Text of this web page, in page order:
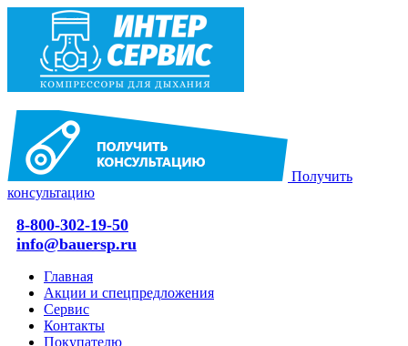
Получить
консультацию
8-800-302-19-50
info@bauersp.ru
Главная
Акции и спецпредложения
Сервис
Контакты
Покупателю